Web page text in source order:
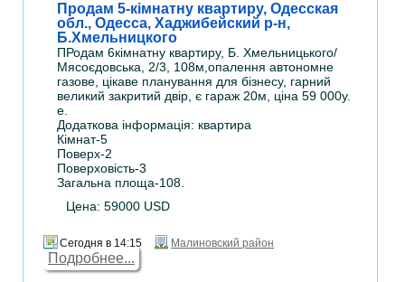
Продам 5-кімнатну квартиру, Одесская
обл., Одесса, Хаджибейский р-н,
Б.Хмельницкого
ПРодам 6кімнатну квартиру, Б. Хмельницького/
Мясоєдовська, 2/3, 108м,опалення автономне
газове, цікаве планування для бізнесу, гарний
великий закритий двір, є гараж 20м, ціна 59 000у.
е.
Додаткова інформація: квартира
Кімнат-5
Поверх-2
Поверховість-3
Загальна площа-108.
Цена: 59000 USD
Сегодня в 14:15 Малиновский район
Подробнее...